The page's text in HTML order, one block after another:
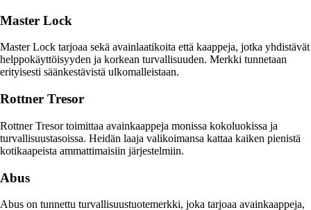
Master Lock
Master Lock tarjoaa sekä avainlaatikoita että kaappeja, jotka yhdistävät
helppokäyttöisyyden ja korkean turvallisuuden. Merkki tunnetaan
erityisesti säänkestävistä ulkomalleistaan.
Rottner Tresor
Rottner Tresor toimittaa avainkaappeja monissa kokoluokissa ja
turvallisuustasoissa. Heidän laaja valikoimansa kattaa kaiken pienistä
kotikaapeista ammattimaisiin järjestelmiin.
Abus
Abus on tunnettu turvallisuustuotemerkki, joka tarjoaa avainkaappeja,